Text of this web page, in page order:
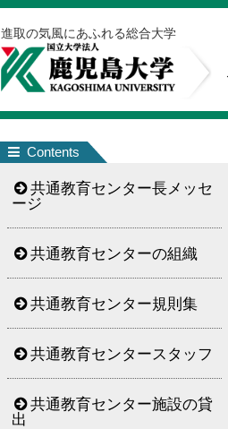
進取の気風にあふれる総合大学
Contents
共通教育センター長メッセ
ージ
共通教育センターの組織
共通教育センター規則集
共通教育センタースタッフ
共通教育センター施設の貸
出